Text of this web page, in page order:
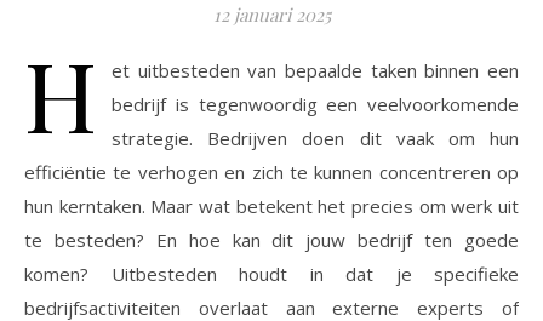
12 januari 2025
H
et uitbesteden van bepaalde taken binnen een
bedrijf is tegenwoordig een veelvoorkomende
strategie. Bedrijven doen dit vaak om hun
efficiëntie te verhogen en zich te kunnen concentreren op
hun kerntaken. Maar wat betekent het precies om werk uit
te besteden? En hoe kan dit jouw bedrijf ten goede
komen? Uitbesteden houdt in dat je specifieke
bedrijfsactiviteiten overlaat aan externe experts of